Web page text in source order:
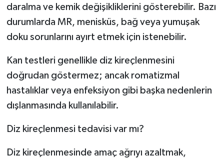
daralma ve kemik değişikliklerini gösterebilir. Bazı
durumlarda MR, menisküs, bağ veya yumuşak
doku sorunlarını ayırt etmek için istenebilir.
Kan testleri genellikle diz kireçlenmesini
doğrudan göstermez; ancak romatizmal
hastalıklar veya enfeksiyon gibi başka nedenlerin
dışlanmasında kullanılabilir.
Diz kireçlenmesi tedavisi var mı?
Diz kireçlenmesinde amaç ağrıyı azaltmak,